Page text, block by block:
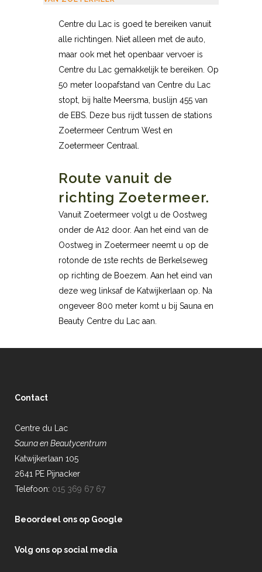
Centre du Lac is goed te bereiken vanuit
alle richtingen. Niet alleen met de auto,
maar ook met het openbaar vervoer is
Centre du Lac gemakkelijk te bereiken. Op
50 meter loopafstand van Centre du Lac
stopt, bij halte Meersma, buslijn 455 van
de EBS. Deze bus rijdt tussen de stations
Zoetermeer Centrum West en
Zoetermeer Centraal.
Route vanuit de
richting Zoetermeer.
Vanuit Zoetermeer volgt u de Oostweg
onder de A12 door. Aan het eind van de
Oostweg in Zoetermeer neemt u op de
rotonde de 1ste rechts de Berkelseweg
op richting de Boezem. Aan het eind van
deze weg linksaf de Katwijkerlaan op. Na
ongeveer 800 meter komt u bij Sauna en
Beauty Centre du Lac aan.
Contact
Centre du Lac
Sauna en Beautycentrum
Katwijkerlaan 105
2641 PE Pijnacker
Telefoon: 015 369 67 67
Beoordeel ons op Google
Volg ons op social media